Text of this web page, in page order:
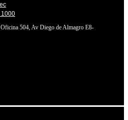
1000
504, Av Diego de Almagro E8-